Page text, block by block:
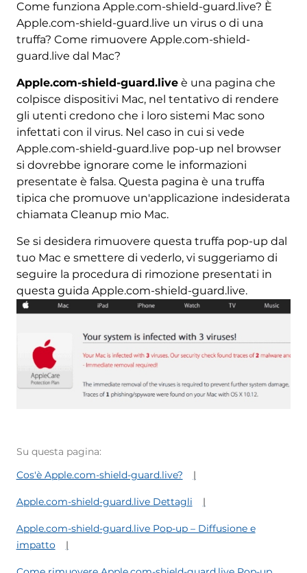
Come funziona Apple.com-shield-guard.live? È
Apple.com-shield-guard.live un virus o di una
truffa? Come rimuovere Apple.com-shield-
guard.live dal Mac?
Apple.com-shield-guard.liveè una pagina che
colpisce dispositivi Mac, nel tentativo di rendere
gli utenti credono che i loro sistemi Mac sono
infettati con il virus. Nel caso in cui si vede
Apple.com-shield-guard.live pop-up nel browser
si dovrebbe ignorare come le informazioni
presentate è falsa. Questa pagina è una truffa
tipica che promuove un'applicazione indesiderata
chiamata Cleanup mio Mac.
Se si desidera rimuovere questa truffa pop-up dal
tuo Mac e smettere di vederlo, vi suggeriamo di
seguire la procedura di rimozione presentati in
questa guida Apple.com-shield-guard.live.
Su questa pagina:
Cos'è Apple.com-shield-guard.live?
Apple.com-shield-guard.live Dettagli
Apple.com-shield-guard.live Pop-up – Diffusione e
impatto